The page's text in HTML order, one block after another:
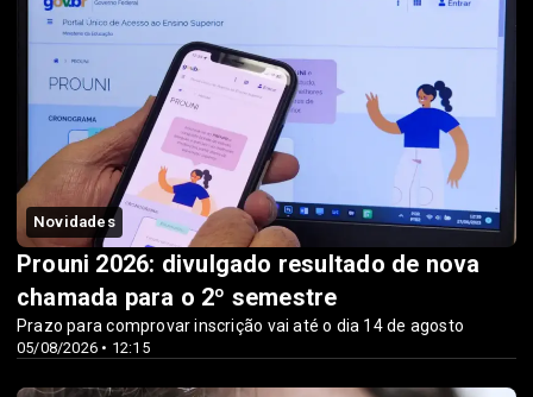
Novidades
05/08/2026 • 12:15
Prouni 2026: divulgado resultado de nova
chamada para o 2º semestre
Prazo para comprovar inscrição vai até o dia 14 de agosto